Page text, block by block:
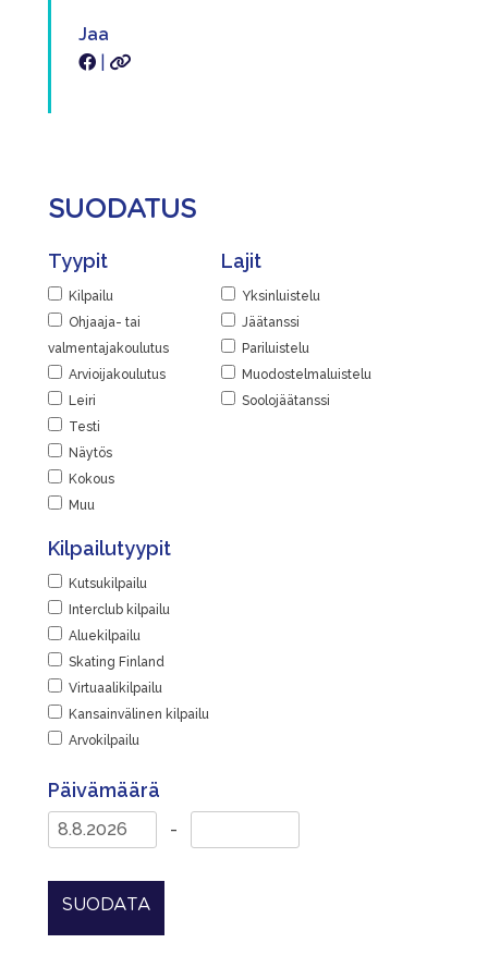
Jaa
SUODATUS
Tyypit
Kilpailu
Ohjaaja- tai
valmentajakoulutus
Arvioijakoulutus
Leiri
Testi
Näytös
Kokous
Muu
Lajit
Yksinluistelu
Jäätanssi
Pariluistelu
Muodostelmaluistelu
Soolojäätanssi
Kilpailutyypit
Kutsukilpailu
Interclub kilpailu
Aluekilpailu
Skating Finland
Virtuaalikilpailu
Kansainvälinen kilpailu
Arvokilpailu
Päivämäärä
-
SUODATA